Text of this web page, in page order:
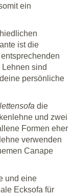
ein
ist die
sind
persönliche
die
und zwei
Formen eher
verwenden
Canape
und eine
Ecksofa für